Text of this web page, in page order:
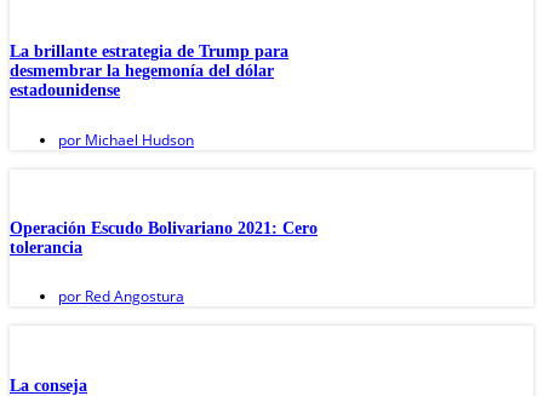
La brillante estrategia de Trump para
desmembrar la hegemonía del dólar
estadounidense
por Michael Hudson
Operación Escudo Bolivariano 2021: Cero
tolerancia
por Red Angostura
La conseja